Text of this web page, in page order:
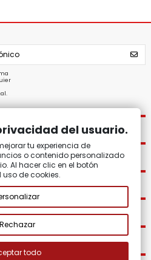
del usuario.
tu experiencia de
o contenido personalizado
Al hacer clic en el botón
de cookies.
Rechazar
todo